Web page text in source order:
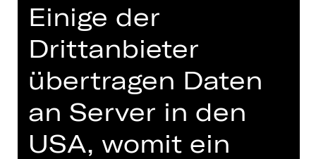
Tickets
Termine und Besetzung
Einige der
Drittanbieter
übertragen Daten
an Server in den
USA, womit ein